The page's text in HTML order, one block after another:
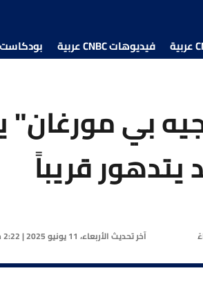
فيديوهات CNBC عربية بودكاست CNBC عربية
بي مورغان"
يتدهور قريباً
آخر تحديثالأربعاء، 11 يونيو 2025 | 2:22 مساءً